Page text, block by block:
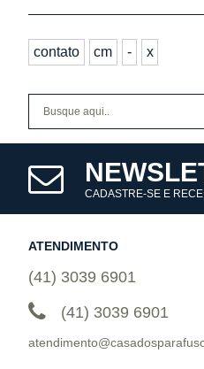
contato cm - x
CADASTRE-SE E
ATENDIMENTO
(41) 3039 6901
(41) 3039 6901